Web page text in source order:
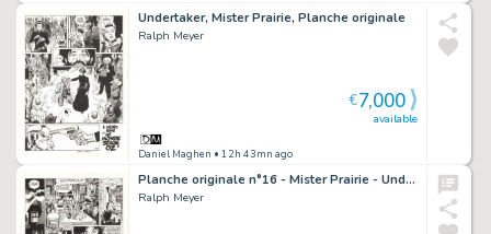
Undertaker, Mister Prairie, Planche originale
Ralph Meyer
Daniel Maghen • 12h 43mn ago
available
€7,000
Planche originale n°16 - Mister Prairie - Undertaker
Ralph Meyer